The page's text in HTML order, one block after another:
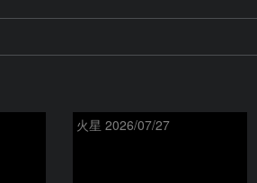
火星 2026/07/27